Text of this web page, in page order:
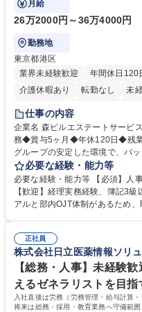
月給
26万2000円～36万4000円
勤務地
東京都港区
業界未経験歓迎
年間休日120
介護休暇あり
転勤なし 未
経験者歓迎
完全週休2日制
交通費支給
仕事の内容
企業名 森ビルエステートサービス株式会社 求人名 【
務◆賞与5ヶ月◆年休120日◆残業少なめ◆リ
グループの安定した環境で、バ
をお任せします。 労務と総務の
度改定などのコア業務にも挑戦でき
理、給与計算、社会保険手続き
き、社内規定の改定や人事制度
でも質問・相談できる環境が整っ
集職種 【森ビルG】人事・総
リモート可
必要な経験・能力等
必要な経験・能力等 【必須】人
【歓迎】経理実務経験、簿記3
アルと部内OJT体制があるため
務に挑戦できるため、自身の成
きます。 残業少なめ、週1日リモ
ち長期活躍できる環境です。 「
キャリアを築きたい」という前向
歴・資格 学歴：大学院 大学 高専
簿記検定1級 日商簿記検定2級 日
正社員
株式会社日立医薬情報ソリ
【総務・人事】未経験
えるゼネラリストを目指
入社直後は労務（労務管理・給与計算
将来は総務・採用・教育業務へ守備範